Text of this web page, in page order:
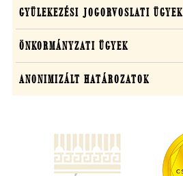
GYÜLEKEZÉSI JOGORVOSLATI ÜGYEK
ÖNKORMÁNYZATI ÜGYEK
ANONIMIZÁLT HATÁROZATOK